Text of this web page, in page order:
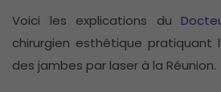
Voici les explications du
chirurgien esthétique pratiquant
des jambes par laser à la Réunion.